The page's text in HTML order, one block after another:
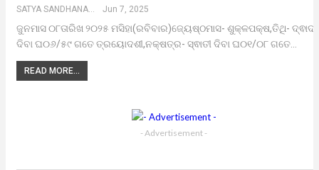
Jun 7, 2025
ଜୁନମାସ ୦୮ତାରିଖ ୨୦୨୫ ମସିହା(ରବିବାର)ଜ୍ୟେଷ୍ଠମାସ- ଶୁକ୍ଳପକ୍ଷ,ତିଥି-
ଦିବା ଘ୦୬/୫୯ ଗତେ ତ୍ରୟୋଦଶୀ,ନକ୍ଷତ୍ର- ସ୍ଵାତୀ ଦିବା ଘ୦୧/୦୮ ଗତେ…
READ MORE...
- Advertisement -